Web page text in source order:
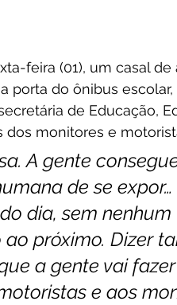
feira (01), um casal
porta do ônibus
de Educação,
dos monitores e
A gente
de se
dia, sem
próximo. Dizer
a gente vai
e aos